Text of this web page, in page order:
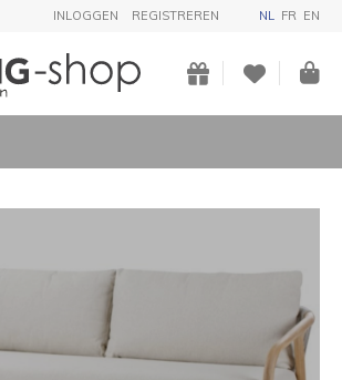
INLOGGEN REGISTREREN NL FR EN